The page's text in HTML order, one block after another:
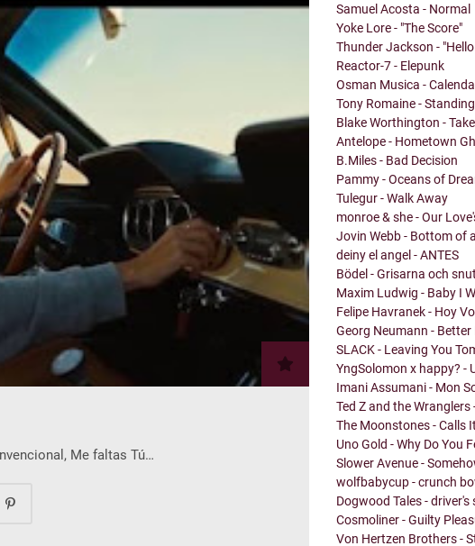
Me faltas Tú…
Samuel Acosta - Normal
Yoke Lore - "The Score"
Thunder Jackson -
Reactor-7 - Elepunk
Osman Musica -
Tony Romaine -
Blake Worthington -
Antelope - Hometown
B.Miles - Bad Decision
Pammy - Oceans of
Tulegur - Walk Away
monroe & she - Our
Jovin Webb - Bottom of
deiny el angel - ANTES
Bödel - Grisarna och
Maxim Ludwig - Baby I
Felipe Havranek - Hoy
Georg Neumann - Better
SLACK - Leaving You
YngSolomon x happy? -
Imani Assumani - Mon
Ted Z and the Wranglers
The Moonstones - Calls
Uno Gold - Why Do You
Slower Avenue -
wolfbabycup - crunch
Dogwood Tales -
Cosmoliner - Guilty
Von Hertzen Brothers -